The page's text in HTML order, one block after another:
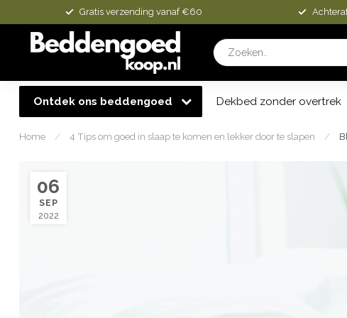
Gratis verzending vanaf €60
Ontdek ons beddengoed Dekbed zonder overtrek
Home / 4 Tips om goed in slaap te komen en lekker door te slapen /
06
SEP
2022